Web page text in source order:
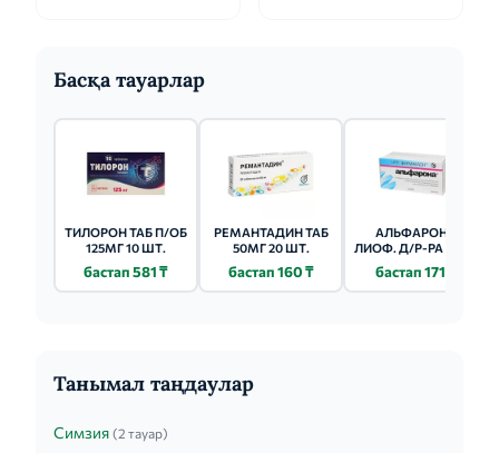
Басқа тауарлар
ТИЛОРОН ТАБ П/ОБ
125МГ 10 ШТ.
бастап 581 ₸
РЕМАНТАДИН ТАБ
50МГ 20 ШТ.
бастап 160 ₸
АЛЬФАРОНА
ЛИОФ. Д/Р-РА (ФЛ.)
бастап 171 ₸
Танымал таңдаулар
Симзия (2 тауар)